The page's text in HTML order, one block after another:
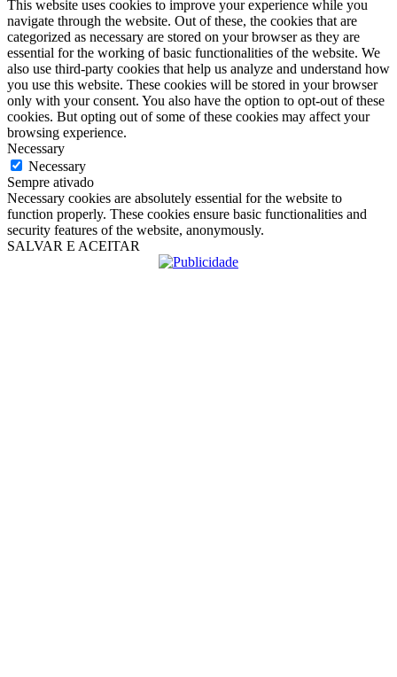
This website uses cookies to improve your experience while you
navigate through the website. Out of these, the cookies that are
categorized as necessary are stored on your browser as they are
essential for the working of basic functionalities of the website. We
also use third-party cookies that help us analyze and understand how
you use this website. These cookies will be stored in your browser
only with your consent. You also have the option to opt-out of these
cookies. But opting out of some of these cookies may affect your
browsing experience.
Necessary
Necessary
Sempre ativado
Necessary cookies are absolutely essential for the website to
function properly. These cookies ensure basic functionalities and
security features of the website, anonymously.
SALVAR E ACEITAR